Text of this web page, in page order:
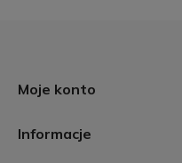
Moje konto
Informacje